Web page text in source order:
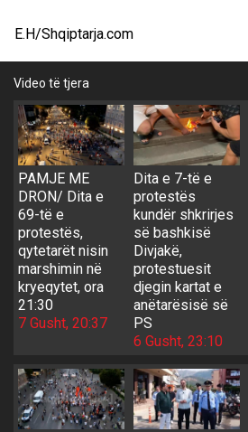
E.H/Shqiptarja.com
Video të tjera
PAMJE ME
DRON/ Dita e
69-të e
protestës,
qytetarët nisin
marshimin në
kryeqytet, ora
21:30
7 Gusht, 20:37
Dita e 7-të e
protestës
kundër shkrirjes
së bashkisë
Divjakë,
protestuesit
djegin kartat e
anëtarësisë së
PS
6 Gusht, 23:10